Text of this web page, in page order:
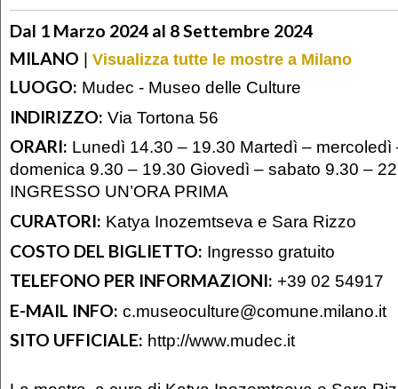
Dal 1 Marzo 2024 al 8 Settembre 2024
MILANO | Visualizza tutte le mostre a Milano
LUOGO: Mudec - Museo delle Culture
INDIRIZZO: Via Tortona 56
ORARI: Lunedì 14.30 – 19.30 Martedì – mercoledì
domenica 9.30 – 19.30 Giovedì – sabato 9.30 –
INGRESSO UN’ORA PRIMA
CURATORI: Katya Inozemtseva e Sara Rizzo
COSTO DEL BIGLIETTO: Ingresso gratuito
TELEFONO PER INFORMAZIONI: +39 02 54917
E-MAIL INFO: c.museoculture@comune.milano.it
SITO UFFICIALE: http://www.mudec.it